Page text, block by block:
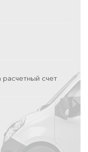
счет